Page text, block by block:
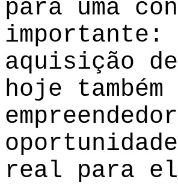
para uma
aquisição
hoje
real para